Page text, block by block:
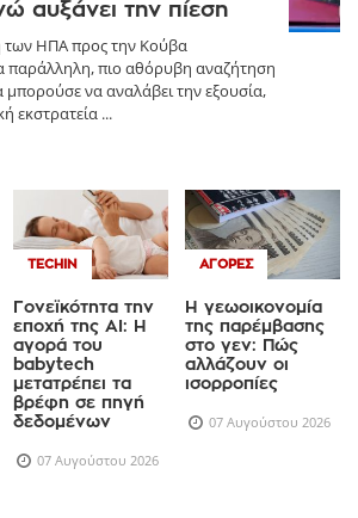
ψάχνει νέα ηγεσία για
αυξάνει την πίεση
των ΗΠΑ προς την Κούβα
παράλληλη, πιο αθόρυβη αναζήτηση
να αναλάβει την εξουσία,
εκστρατεία ...
Γονεϊκότητα την
εποχή της AI: Η
αγορά του
babytech
μετατρέπει τα
βρέφη σε πηγή
Η γεωοικονομία
της παρέμβασης
στο γεν: Πώς
αλλάζουν οι